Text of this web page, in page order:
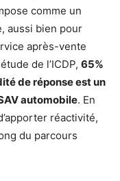
comme un
aussi bien pour
après-vente
de l’ICDP, 65%
de réponse est un
automobile. En
réactivité,
du parcours